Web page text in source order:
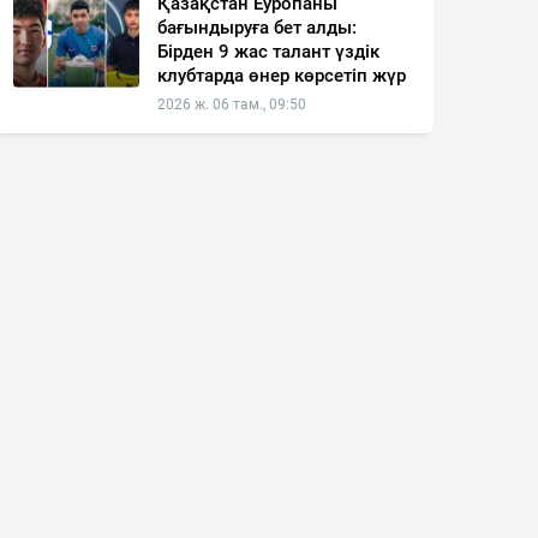
бағындыруға бет алды:
Бірден 9 жас талант үздік
клубтарда өнер көрсетіп жүр
2026 ж. 06 там., 09:50